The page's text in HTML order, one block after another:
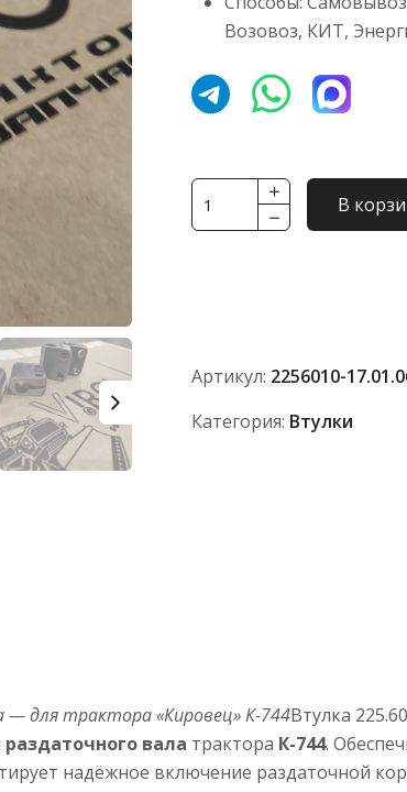
Возовоз, КИТ,
Количество
товара
АО
"ПТЗ"
В
Артикул: 2256010-
Категория: Втулки
— для трактора «Кировец» К-744Втулка
вала трактора К-744.
надёжное включение раздаточной